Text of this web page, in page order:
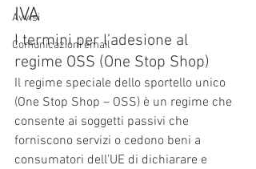
Avvisi
Comunicazioni email
IVA
I termini per l’adesione al
regime OSS (One Stop Shop)
Il regime speciale dello sportello unico
(One Stop Shop – OSS) è un regime che
consente ai soggetti passivi che
forniscono servizi o cedono beni a
consumatori dell’UE di dichiarare e